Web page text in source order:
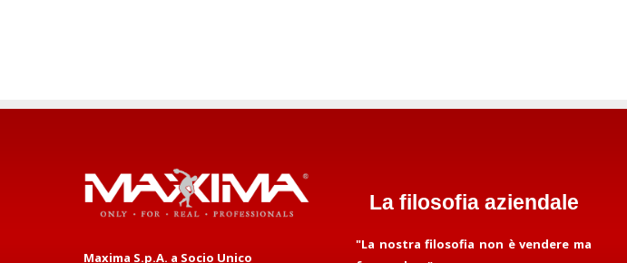
Maxima S.p.A. a Socio Unico
La filosofia aziendale
"La nostra filosofia non è vendere ma